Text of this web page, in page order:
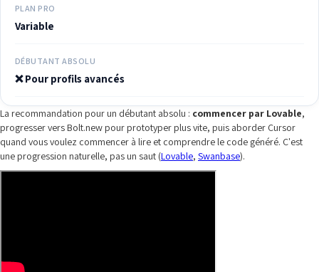
PLAN PRO
Variable
DÉBUTANT ABSOLU
❌ Pour profils avancés
La recommandation pour un débutant absolu : commencer par Lovable,
progresser vers Bolt.new pour prototyper plus vite, puis aborder Cursor
quand vous voulez commencer à lire et comprendre le code généré. C'est
une progression naturelle, pas un saut (Lovable, Swanbase).